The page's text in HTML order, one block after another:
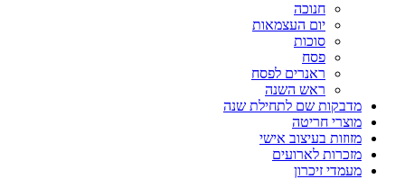
חנוכה
יום העצמאות
סוכות
פסח
ראנרים לפסח
ראש השנה
מדבקות שם לתחילת שנה
מוצרי חריטה
מזוזות בעיצוב אישי
מזכרות לארועים
מעמדי זיכרון